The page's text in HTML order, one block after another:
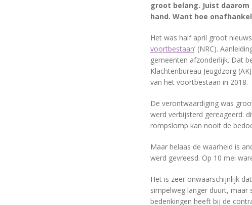
groot belang. Juist
hand. Want hoe
Het was half april groot
voortbestaan’ (NRC).
gemeenten afzonderlijk. Dat
Klachtenbureau Jeugdzorg
van het voortbestaan in 2018.
De verontwaardiging was
werd verbijsterd gereageerd:
rompslomp kan nooit de
Maar helaas de waarheid is
werd gevreesd. Op 10 mei
Het is zeer onwaarschijnlijk
simpelweg langer duurt,
bedenkingen heeft bij de